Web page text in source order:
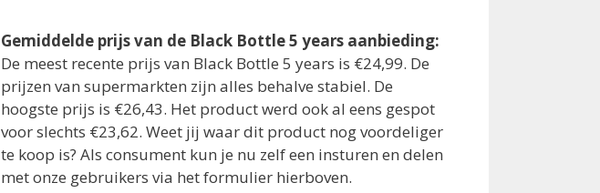
Gemiddelde prijs van de Black Bottle 5 years aanbieding:
De meest recente prijs van Black Bottle 5 years is €24,99. De
prijzen van supermarkten zijn alles behalve stabiel. De
hoogste prijs is €26,43. Het product werd ook al eens gespot
voor slechts €23,62. Weet jij waar dit product nog voordeliger
te koop is? Als consument kun je nu zelf een insturen en delen
met onze gebruikers via het formulier hierboven.